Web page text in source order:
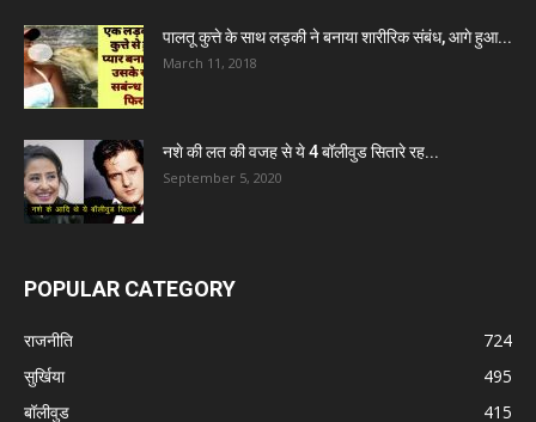
पालतू कुत्ते के साथ लड़की ने बनाया शारीरिक संबंध, आगे हुआ...
March 11, 2018
नशे की लत की वजह से ये 4 बॉलीवुड सितारे रह...
September 5, 2020
POPULAR CATEGORY
राजनीति
724
सुर्खिया
495
बॉलीवुड
415